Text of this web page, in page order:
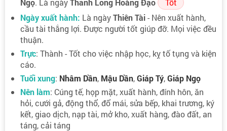
Ngọ. Là ngàyThanh Long Hoàng Đạo
Tốt
Ngày xuất hành: Là ngàyThiên Tài- Nên xuất hành,
cầu tài thắng lợi. Được người tốt giúp đỡ. Mọi việc đều
thuận.
Trực: Thành - Tốt cho việc nhập học, kỵ tố tụng và kiện
cáo.
Tuổi xung: Nhâm Dần, Mậu Dần,Giáp Tý,Giáp Ngọ
Nên làm: Cúng tế, họp mặt, xuất hành, đính hôn, ăn
hỏi, cưới gả, động thổ, đổ mái, sửa bếp, khai trương, ký
kết, giao dịch, nạp tài, mở kho, xuất hàng, đào đất, an
táng, cải táng